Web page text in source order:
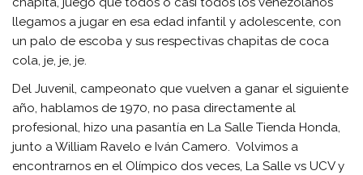
llegamos a jugar en esa edad infantil y adolescente, con
un palo de escoba y sus respectivas chapitas de coca
cola, je, je, je.
Del Juvenil, campeonato que vuelven a ganar el siguiente
año, hablamos de 1970, no pasa directamente al
profesional, hizo una pasantía en La Salle Tienda Honda,
junto a William Ravelo e Iván Camero. Volvimos a
encontrarnos en el Olímpico dos veces, La Salle vs UCV y